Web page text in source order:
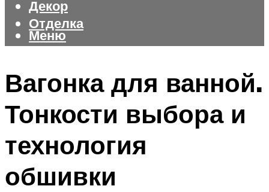
Декор
Отделка
Меню
Вагонка для ванной.
Тонкости выбора и
технология
обшивки